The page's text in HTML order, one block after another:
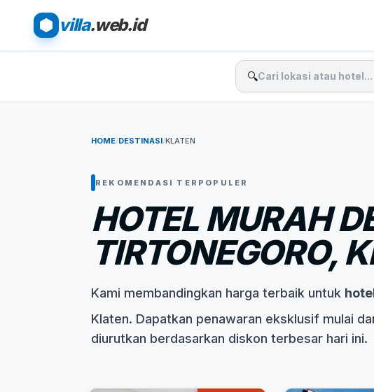
villa.web.id
🔍
HOME/DESTINASI/KLATEN
REKOMENDASI TERPOPULER
HOTEL MURAH
TIRTONEGORO,
Kami membandingkan harga terbaik untuk
Klaten. Dapatkan penawaran eksklusif mulai
diurutkan berdasarkan diskon terbesar hari ini.